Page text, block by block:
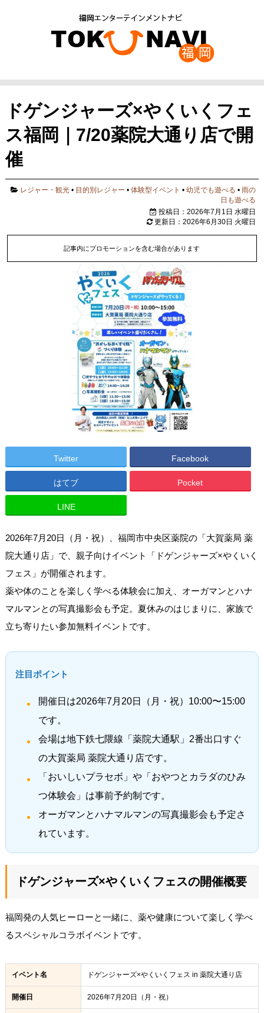
ドゲンジャーズ×やくいくフェ
ス福岡｜7/20薬院大通り店で開
催
レジャー・観光 • 目的別レジャー •体験型イベント •幼児でも遊べる •雨の
日も遊べる
投稿日：2026年7月1日 水曜日
更新日：2026年6月30日 火曜日
記事内にプロモーションを含む場合があります
Twitter Facebook
はてブ Pocket
LINE
2026年7月20日（月・祝）、福岡市中央区薬院の「大賀薬局 薬
院大通り店」で、親子向けイベント「ドゲンジャーズ×やくいく
フェス」が開催されます。
薬や体のことを楽しく学べる体験会に加え、オーガマンとハナ
マルマンとの写真撮影会も予定。夏休みのはじまりに、家族で
立ち寄りたい参加無料イベントです。
注目ポイント
開催日は2026年7月20日（月・祝）10:00〜15:00
です。
会場は地下鉄七隈線「薬院大通駅」2番出口すぐ
の大賀薬局 薬院大通り店です。
「おいしいプラセボ」や「おやつとカラダのひみ
つ体験会」は事前予約制です。
オーガマンとハナマルマンの写真撮影会も予定さ
れています。
ドゲンジャーズ×やくいくフェスの開催概要
福岡発の人気ヒーローと一緒に、薬や健康について楽しく学べ
るスペシャルコラボイベントです。
イベント名 ドゲンジャーズ×やくいくフェス in 薬院大通り店
開催日 2026年7月20日（月・祝）